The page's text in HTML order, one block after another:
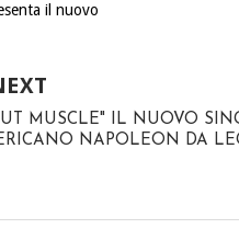
il nuovo
MUSCLE" IL NUOVO
NAPOLEON DA